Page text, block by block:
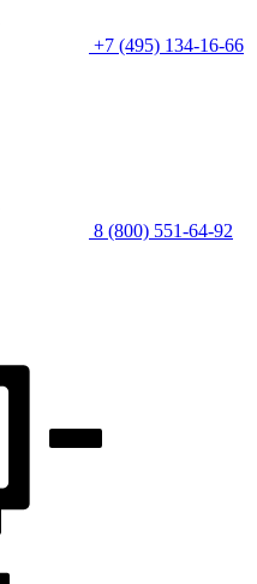
+7 (495) 134-16-66
8 (800) 551-64-92